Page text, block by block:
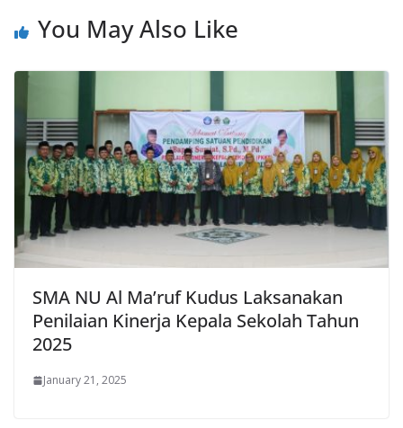
You May Also Like
SMA NU Al Ma’ruf Kudus Laksanakan
Penilaian Kinerja Kepala Sekolah Tahun
2025
January 21, 2025